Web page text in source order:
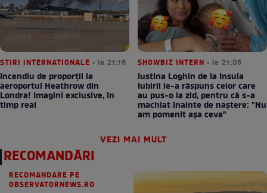
STIRI INTERNATIONALE • la 21:16
Incendiu de proporții la
aeroportul Heathrow din
Londra! Imagini exclusive, în
timp real
SHOWBIZ INTERN • la 21:06
Iustina Loghin de la Insula
Iubirii le-a răspuns celor care
au pus-o la zid, pentru că s-a
machiat înainte de naștere: "Nu
am pomenit așa ceva"
VEZI MAI MULT
RECOMANDĂRI
RECOMANDARE PE
OBSERVATORNEWS.RO